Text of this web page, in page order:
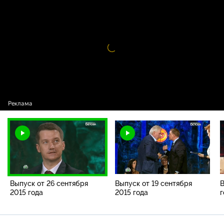
Видео
проигрыватель
Выпуск от 26 сентября
2015 года
Выпуск от 19 сентября
2015 года